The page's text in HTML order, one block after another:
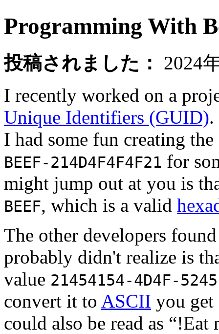
Programming With
投稿されました：
2024
I recently worked on a
Unique Identifiers (GUID).
I had some fun creating
BEEF-214D4F4F4F21 for
might jump out at you is
BEEF, which is a valid
The other developers
probably didn't realize is
value 21454154-4D4F-
convert it to ASCII you get
could also be read as